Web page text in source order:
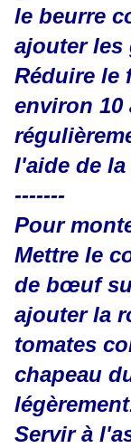
le beurre
ajouter les
Réduire le
environ 10
l'aide de
-------
Pour
Mettre le
de bœuf
ajouter la
tomates
chapeau
Servir à